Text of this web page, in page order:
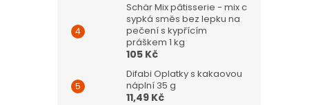
Schär Mix pâtisserie - mix c
sypká směs bez lepku na
pečení s kypřícím
práškem 1 kg
105 Kč
Difabi Oplatky s kakaovou
náplní 35 g
11,49 Kč